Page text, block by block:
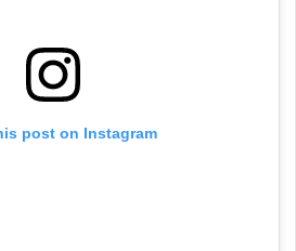
post on Instagram